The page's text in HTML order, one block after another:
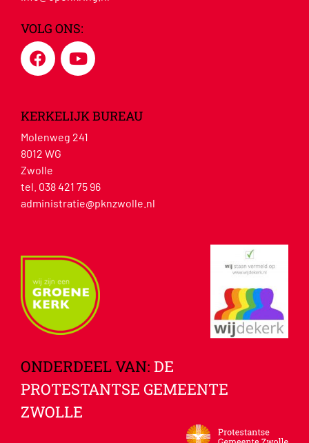
VOLG ONS:
KERKELIJK BUREAU
Molenweg 241
8012 WG
Zwolle
tel. 038 421 75 96
administratie@pknzwolle.nl
ONDERDEEL VAN: DE
PROTESTANTSE GEMEENTE
ZWOLLE